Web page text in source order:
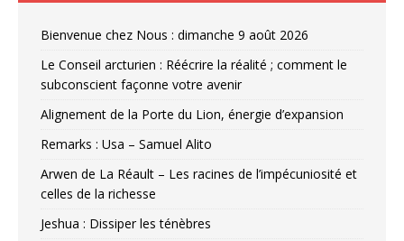
Bienvenue chez Nous : dimanche 9 août 2026
Le Conseil arcturien : Réécrire la réalité ; comment le
subconscient façonne votre avenir
Alignement de la Porte du Lion, énergie d’expansion
Remarks : Usa – Samuel Alito
Arwen de La Réault – Les racines de l’impécuniosité et
celles de la richesse
Jeshua : Dissiper les ténèbres